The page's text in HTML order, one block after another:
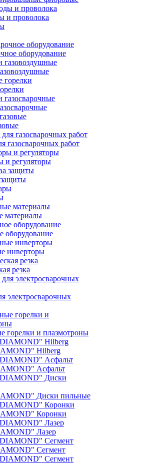
и проволока
оборудование
газосварочных работ
и регуляторы
материалы
оборудование
инверторы
резка
электросварочных
горелки и плазмотроны
Hilberg
Асфальт
Диски пильные
Коронки
Лазер
Сегмент